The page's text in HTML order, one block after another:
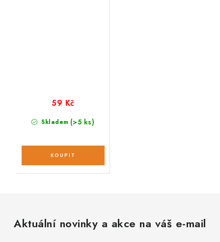
Skladem (>5 ks)
59 Kč
Aktuální novinky a akce na váš e-mail